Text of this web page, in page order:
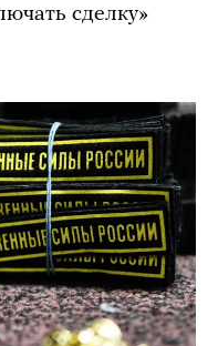
сделку»